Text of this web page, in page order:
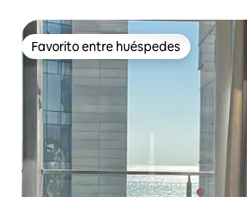
Favorito entre huéspedes
Favorito entre huéspedes